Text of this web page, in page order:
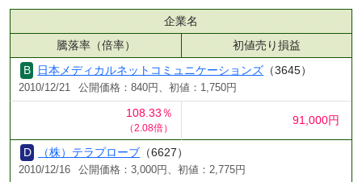
企業名
騰落率（倍率）
初値売り損益
日本メディカルネットコミュニケーションズ （3645）
2010/12/21 公開価格：840円、初値：1,750円
108.33％
（2.08倍）
91,000円
（株）テラプローブ （6627）
2010/12/16 公開価格：3,000円、初値：2,775円